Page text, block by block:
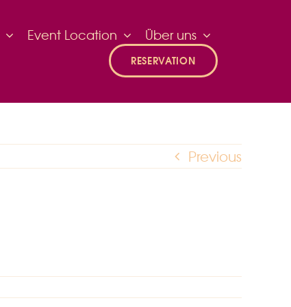
Event Location Über uns
RESERVATION
Previous